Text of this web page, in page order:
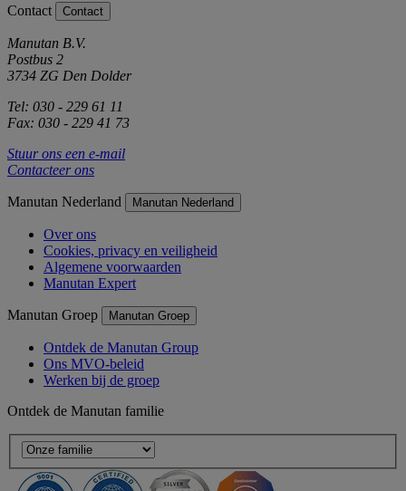
Contact Contact
Manutan B.V.
Postbus 2
3734 ZG Den Dolder
Tel: 030 - 229 61 11
Fax: 030 - 229 41 73
Stuur ons een e-mail
Contacteer ons
Manutan Nederland Manutan Nederland
Over ons
Cookies, privacy en veiligheid
Algemene voorwaarden
Manutan Expert
Manutan Groep Manutan Groep
Ontdek de Manutan Group
Ons MVO-beleid
Werken bij de groep
Ontdek de Manutan familie